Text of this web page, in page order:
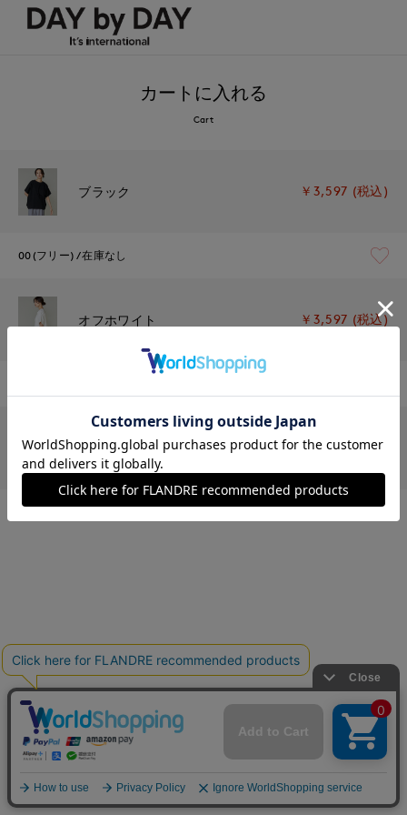
カートに入れる
Cart
ブラック ￥3,597 (税込)
00(フリー) 在庫なし
オフホワイト ￥3,597 (税込)
ブラウン ￥3,597 (税込)